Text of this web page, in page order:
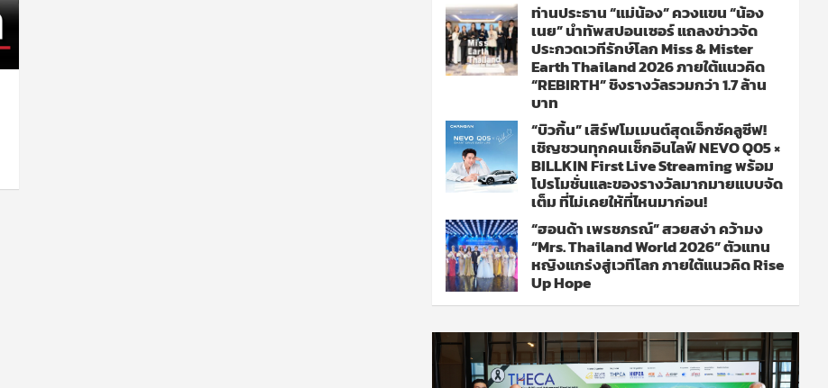
ท่านประธาน “แม่น้อง” ควงแขน “น้อง
เนย” นำทัพสปอนเซอร์ แถลงข่าวจัด
ประกวดเวทีรักษ์โลก Miss & Mister
Earth Thailand 2026 ภายใต้แนวคิด
“REBIRTH” ชิงรางวัลรวมกว่า 1.7 ล้าน
บาท
“บิวกิ้น” เสิร์ฟโมเมนต์สุดเอ็กซ์คลูซีฟ!
เชิญชวนทุกคนเช็กอินไลฟ์ NEVO Q05 ×
BILLKIN First Live Streaming พร้อม
โปรโมชั่นและของรางวัลมากมายแบบจัด
เต็ม ที่ไม่เคยให้ที่ไหนมาก่อน!
“ฮอนด้า เพรชภรณ์” สวยสง่า คว้ามง
“Mrs. Thailand World 2026” ตัวแทน
หญิงแกร่งสู่เวทีโลก ภายใต้แนวคิด Rise
Up Hope